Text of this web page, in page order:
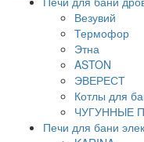
Везувий
Термофор
Этна
ASTON
ЭВЕРЕСТ
Котлы для
ЧУГУННЫЕ
Печи для бани